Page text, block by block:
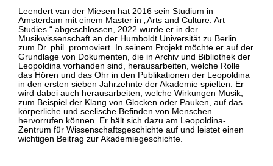
Leendert van der Miesen hat 2016 sein Studium in
Amsterdam mit einem Master in „Arts and Culture: Art
Studies “ abgeschlossen, 2022 wurde er in der
Musikwissenschaft an der Humboldt Universität zu Berlin
zum Dr. phil. promoviert. In seinem Projekt möchte er auf der
Grundlage von Dokumenten, die in Archiv und Bibliothek der
Leopoldina vorhanden sind, herausarbeiten, welche Rolle
das Hören und das Ohr in den Publikationen der Leopoldina
in den ersten sieben Jahrzehnte der Akademie spielten. Er
wird dabei auch herausarbeiten, welche Wirkungen Musik,
zum Beispiel der Klang von Glocken oder Pauken, auf das
körperliche und seelische Befinden von Menschen
hervorrufen können. Er hält sich dazu am Leopoldina-
Zentrum für Wissenschaftsgeschichte auf und leistet einen
wichtigen Beitrag zur Akademiegeschichte.